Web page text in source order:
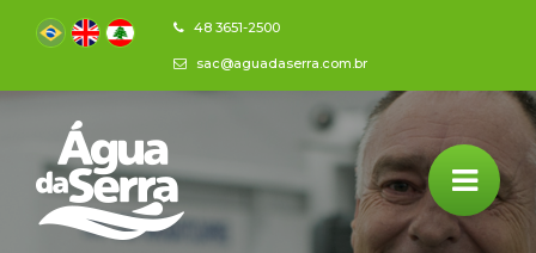
48 3651-2500
sac@aguadaserra.com.br